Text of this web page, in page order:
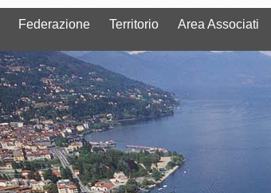
Federazione Territorio Area Associati